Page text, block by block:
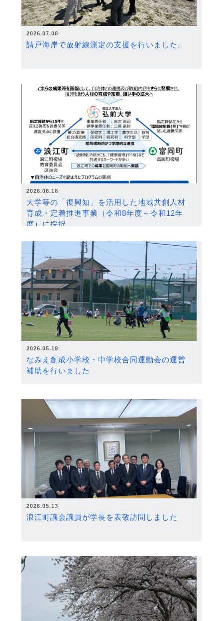
2026.07.08
請戸海岸で放射線測定の支援を行いました。
2026.06.18
大学等の「復興知」を活用した地域共創人材
育成・定着推進事業（令和8年度～令和12年
度）に採択
2026.05.19
なみえ創成小学校・中学校合同運動会の運営
補助を行いました
2026.05.13
浪江町議会議員が学長を表敬訪問しました